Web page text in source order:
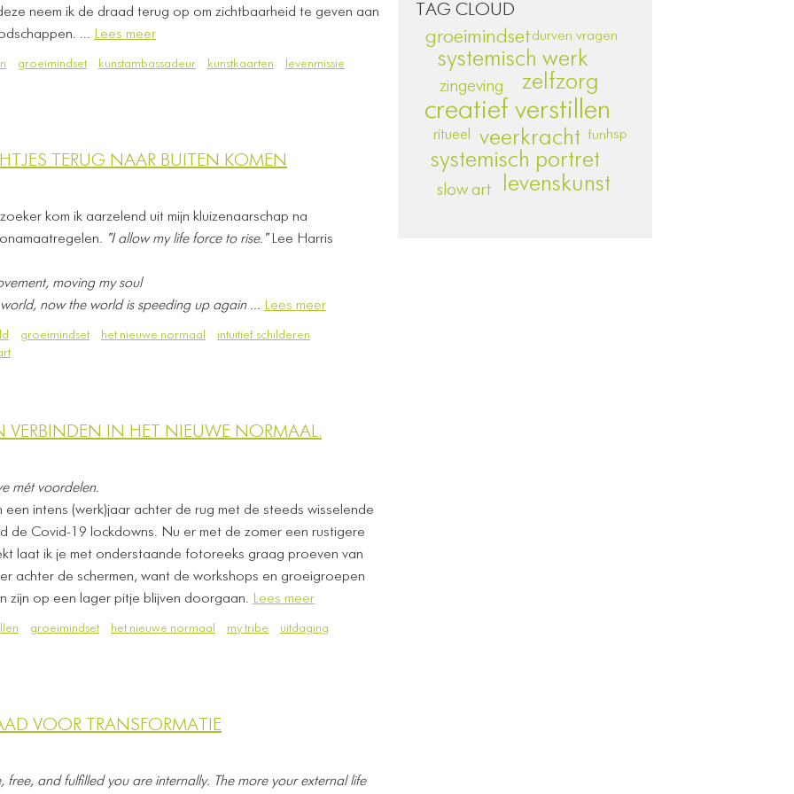
neem ik de draad terug op om zichtbaarheid te geven aan
... Lees meer
groeimindset kunstambassadeur kunstkaarten levenmissie
TERUG NAAR BUITEN KOMEN
kom ik aarzelend uit mijn kluizenaarschap na
"I allow my life force to rise."Lee Harris
moving my soul
​now the world is speeding up again ... Lees meer
groeimindset het nieuwe normaal
intuitief schilderen
VERBINDEN IN HET NIEUWE NORMAAL.
mét voordelen.
een intens (werk)jaar achter de rug met de steeds wisselende
de Covid-19 lockdowns. Nu er met de zomer een rustigere
laat ik je met onderstaande fotoreeks graag proeven van
achter de schermen, want de workshops en groeigroepen
zijn op een lager pitje blijven doorgaan. Lees meer
groeimindset het nieuwe normaal my tribe uitdaging
VOOR TRANSFORMATIE
free, and fulfilled you are internally. The more your external life
TAG CLOUD
creatief verstillen
veerkracht
zelfzorg
systemisch portret
systemisch werk
levenskunst
groeimindset
zingeving
slow art
ritueel
durven vragen
funhsp